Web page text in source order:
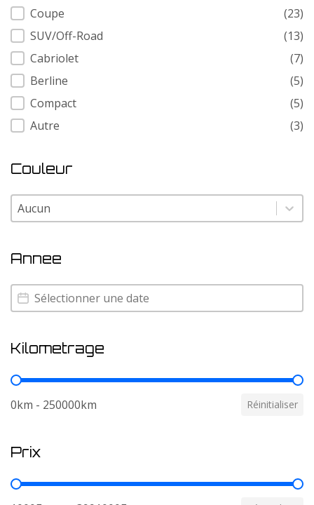
Carrosserie
Coupe
(23)
SUV/Off-Road
(13)
Cabriolet
(7)
Berline
(5)
Compact
(5)
Autre
(3)
Couleur
Couleur
Couleur
Annee
Annee
Annee
Kilometrage
Kilometrage
0km - 250000km Réinitialiser
Prix
Prix